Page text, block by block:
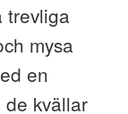
trevliga
mysa
en
kvällar